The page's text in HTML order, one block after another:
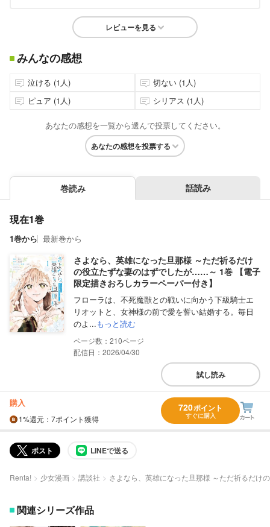
レビューを見る
みんなの感想
泣ける (1人)
切ない (1人)
ピュア (1人)
シリアス (1人)
あなたの感想を一覧から選んで投票してください。
あなたの感想を投票する
巻読み 話読み
現在1巻
1巻から 最新巻から
さよなら、英雄になった旦那様 ～ただ祈るだけ
の役立たずな妻のはずでしたが……～ 1巻 【電子
限定描きおろしカラーペーパー付き】
フローラは、不死魔獣との戦いに向かう下級騎士エ
リオットと、女神様の前で愛を誓い結婚する。毎日
のよ...もっと読む
210
配信日：2026/04/30
試し読み
購入
1%還元 ：7ポイント獲得
720ポイント
すぐに購入
ポスト LINEで送る
Renta! 少女漫画 講談社 さよなら、英雄になった旦那様 ～ただ祈るだ
関連シリーズ作品